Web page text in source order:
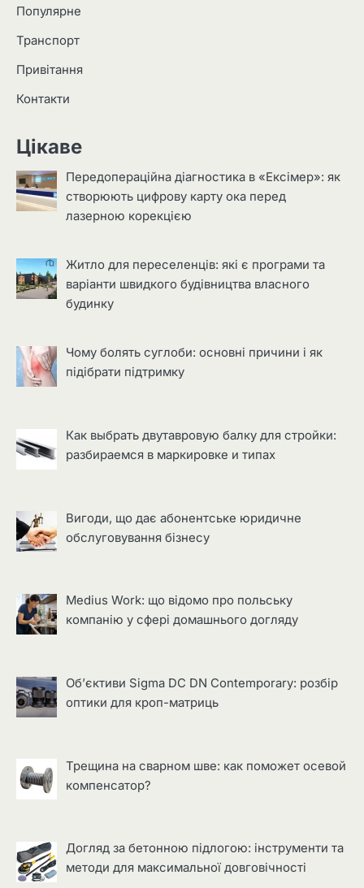
Популярне
Транспорт
Привітання
Контакти
Цікаве
Передопераційна діагностика в «Ексімер»: як
створюють цифрову карту ока перед
лазерною корекцією
Житло для переселенців: які є програми та
варіанти швидкого будівництва власного
будинку
Чому болять суглоби: основні причини і як
підібрати підтримку
Как выбрать двутавровую балку для стройки:
разбираемся в маркировке и типах
Вигоди, що дає абонентське юридичне
обслуговування бізнесу
Medius Work: що відомо про польську
компанію у сфері домашнього догляду
Об’єктиви Sigma DC DN Contemporary: розбір
оптики для кроп-матриць
Трещина на сварном шве: как поможет осевой
компенсатор?
Догляд за бетонною підлогою: інструменти та
методи для максимальної довговічності